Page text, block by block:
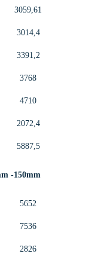
3059,61
3014,4
3391,2
3768
4710
2072,4
5887,5
-150mm
5652
7536
2826